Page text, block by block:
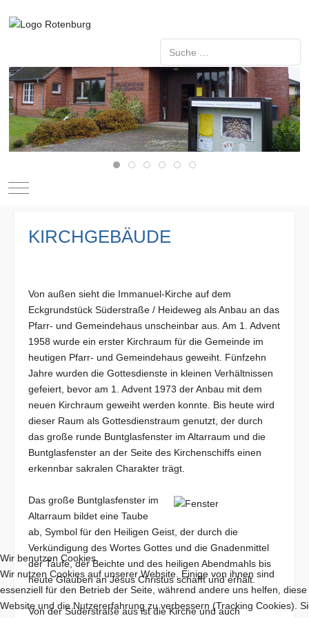
Type 2 or more characters for
Mobile Menu Toggle
KIRCHGEBÄUDE
Von außen sieht die Immanuel-Kirche auf dem
Eckgrundstück Süderstraße / Heideweg als Anbau an das
Pfarr- und Gemeindehaus unscheinbar aus. Am 1. Advent
1958 wurde ein erster Kirchraum für die Gemeinde im
heutigen Pfarr- und Gemeindehaus geweiht. Fünfzehn
Jahre wurden die Gottesdienste in kleinen Verhältnissen
gefeiert, bevor am 1. Advent 1973 der Anbau mit dem
neuen Kirchraum geweiht werden konnte. Bis heute wird
dieser Raum als Gottesdienstraum genutzt, der durch
das große runde Buntglasfenster im Altarraum und die
Buntglasfenster an der Seite des Kirchenschiffs einen
erkennbar sakralen Charakter trägt.
Das große Buntglasfenster im
Altarraum bildet eine Taube
ab, Symbol für den Heiligen Geist, der durch die
Verkündigung des Wortes Gottes und die Gnadenmittel
der Taufe, der Beichte und des heiligen Abendmahls bis
heute Glauben an Jesus Christus schafft und erhält.
Von der Süderstraße aus ist die Kirche und auch
Wir benutzen Cookies
Wir nutzen Cookies auf unserer Website. Einige von ihnen sind
essenziell für den Betrieb der Seite, während andere uns helfen, diese
Website und die Nutzererfahrung zu verbessern (Tracking Cookies).